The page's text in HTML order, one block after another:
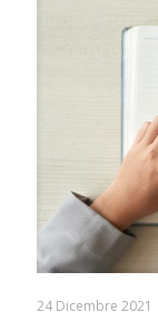
24 Dicembre 2021